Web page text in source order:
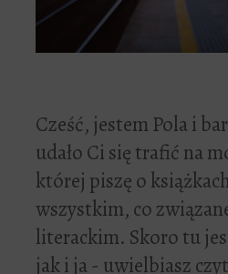
Cześć, jestem Pola i
udało Ci się trafić na
której piszę o
wszystkim, co
literackim. Skoro tu
jak i ja - uwielbiasz